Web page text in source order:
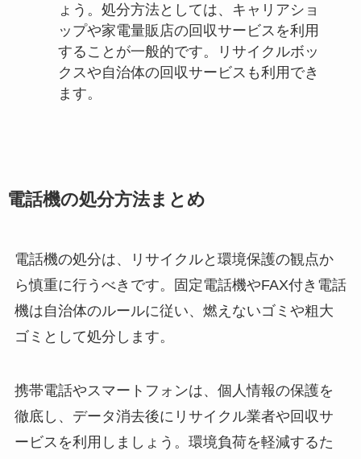
ょう。処分方法としては、キャリアショ
ップや家電量販店の回収サービスを利用
することが一般的です。リサイクルボッ
クスや自治体の回収サービスも利用でき
ます。
電話機の処分方法まとめ
電話機の処分は、リサイクルと環境保護の観点か
ら慎重に行うべきです。固定電話機やFAX付き電話
機は自治体のルールに従い、燃えないゴミや粗大
ゴミとして処分します。
携帯電話やスマートフォンは、個人情報の保護を
徹底し、データ消去後にリサイクル業者や回収サ
ービスを利用しましょう。環境負荷を軽減するた